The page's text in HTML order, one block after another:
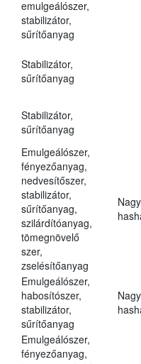
emulgeálószer,
stabilizátor,
sűrítőanyag
Stabilizátor,
sűrítőanyag
Stabilizátor,
sűrítőanyag
Emulgeálószer,
fényezőanyag,
nedvesítőszer,
stabilizátor,
sűrítőanyag,
szilárdítóanyag,
tömegnövelő
szer,
zselésítőanyag
Emulgeálószer,
habosítószer,
stabilizátor,
sűrítőanyag
Emulgeálószer,
fényezőanyag,